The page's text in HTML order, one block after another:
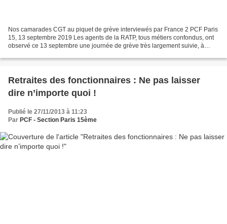
Nos camarades CGT au piquet de grève interviewés par France 2 PCF Paris
15, 13 septembre 2019 Les agents de la RATP, tous métiers confondus, ont
observé ce 13 septembre une journée de grève très largement suivie, à
Retraites des fonctionnaires : Ne pas laisser
dire n’importe quoi !
Publié le 27/11/2013 à 11:23
Par PCF - Section Paris 15ème